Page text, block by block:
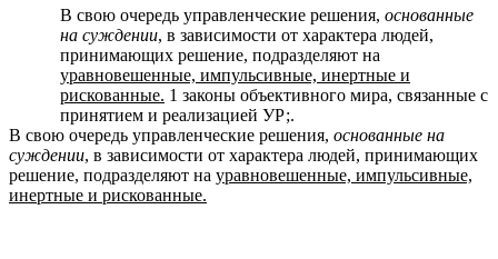
В свою очередь управленческие решения, основанные
на суждении, в зависимости от характера людей,
принимающих решение, подразделяют на
уравновешенные, импульсивные, инертные и
рискованные. 1 законы объективного мира, связанные с
принятием и реализацией УР;.
В свою очередь управленческие решения, основанные на
суждении, в зависимости от характера людей, принимающих
решение, подразделяют на уравновешенные, импульсивные,
инертные и рискованные.